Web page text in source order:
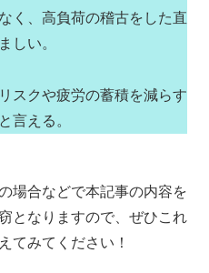
く、高負荷の稽古をした直
しい。
スクや疲労の蓄積を減らす
言える。
場合などで本記事の内容を
となりますので、ぜひこれ
てみてください！